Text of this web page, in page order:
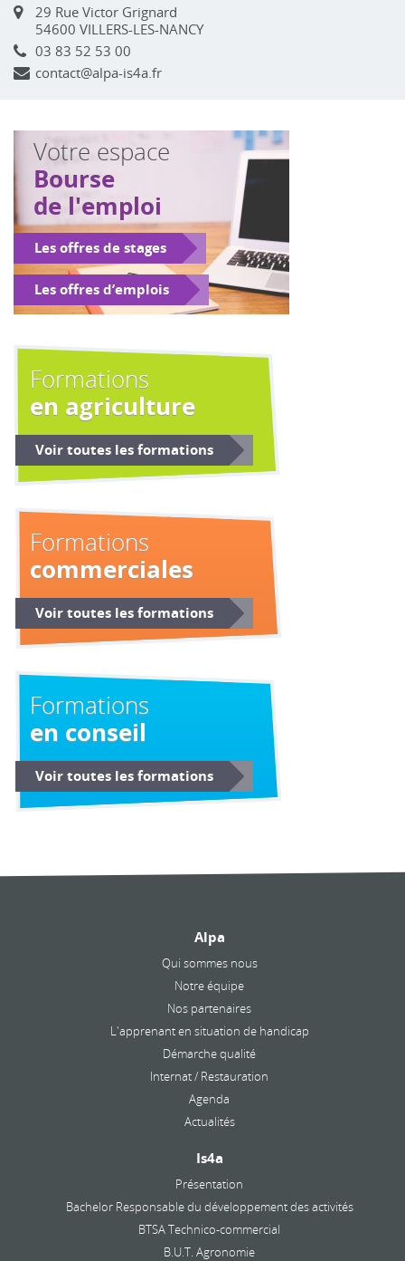
29 Rue Victor Grignard
54600 VILLERS-LES-NANCY
03 83 52 53 00
contact@alpa-is4a.fr
Votre espace
Bourse
de l'emploi
Les offres de stages
Les offres d’emplois
Formations
en agriculture
Voir toutes les formations
Formations
commerciales
Voir toutes les formations
Formations
en conseil
Voir toutes les formations
Alpa
Qui sommes nous
Notre équipe
Nos partenaires
L'apprenant en situation de handicap
Démarche qualité
Internat / Restauration
Agenda
Actualités
Is4a
Présentation
Bachelor Responsable du développement des activités
BTSA Technico-commercial
B.U.T. Agronomie